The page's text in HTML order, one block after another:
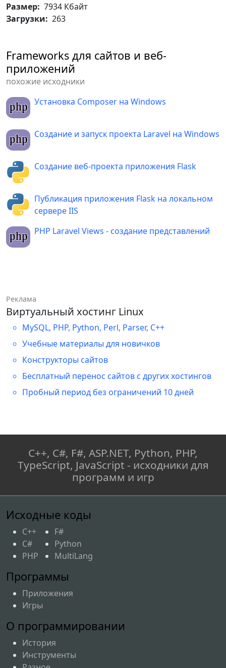
декораторов =====
    HOST
=
os.environ
'localhost'
        PORT
=
except ValueError :
    app
.run(HOST, PORT, True)
Размер: 7934 Кбайт
Загрузки: 263
Frameworks для сайтов и веб-
приложений
похожие исходники
Установка Composer на Windows
Создание и запуск проекта Laravel на Windows
Создание веб-проекта приложения Flask
Публикация приложения Flask на локальном
сервере IIS
PHP Laravel Views - создание представлений
Реклама
Виртуальный хостинг Linux
MySQL, PHP, Python, Perl, Parser, C++
Учебные материалы для новичков
Конструкторы сайтов
Бесплатный перенос сайтов с других хостингов
Пробный период без ограничений 10 дней
C++, C#, F#, ASP.NET, Python, PHP,
TypeScript, JavaScript - исходники для
программ и игр
Исходные коды
C++
C#
PHP
F#
Python
MultiLang
Программы
Приложения
Игры
О программировании
История
Инструменты